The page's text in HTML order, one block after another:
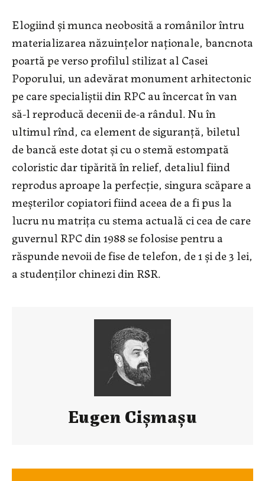
Elogiind şi munca neobosită a românilor întru
materializarea năzuinţelor naţionale, bancnota
poartă pe verso profilul stilizat al Casei
Poporului, un adevărat monument arhitectonic
pe care specialiştii din RPC au încercat în van
să-l reproducă decenii de-a rândul. Nu în
ultimul rînd, ca element de siguranţă, biletul
de bancă este dotat și cu o stemă estompată
coloristic dar tipărită în relief, detaliul fiind
reprodus aproape la perfecţie, singura scăpare a
meşterilor copiatori fiind aceea de a fi pus la
lucru nu matriţa cu stema actuală ci cea de care
guvernul RPC din 1988 se folosise pentru a
răspunde nevoii de fise de telefon, de 1 şi de 3 lei,
a studenţilor chinezi din RSR.
Eugen Cișmașu